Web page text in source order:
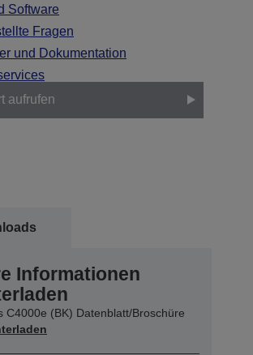
Software
Fragen
und Dokumentation
aufrufen
Informationen
C4000e (BK) Datenblatt/Broschüre